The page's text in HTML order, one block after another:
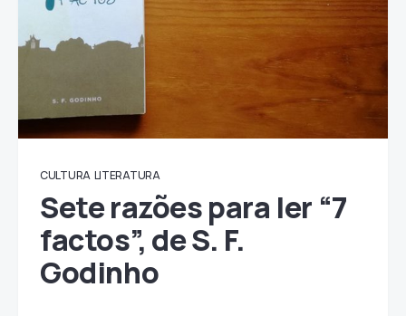
CULTURA LITERATURA
Sete razões para ler “7
factos”, de S. F.
Godinho